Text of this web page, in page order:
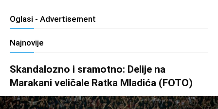
Oglasi - Advertisement
Najnovije
Skandalozno i sramotno: Delije na
Marakani veličale Ratka Mladića (FOTO)